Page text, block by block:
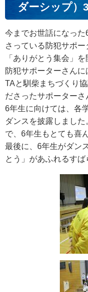
ダーシップ）
今までお世話になっ
さっている防犯サポ
「ありがとう集会」を
防犯サポーターさん
TAと馴柴まちづくり
ださったサポーターさ
6年生に向けては、各
ダンスを披露しまし
で、6年生もとても喜
最後に、6年生がダン
とう」があふれるすば